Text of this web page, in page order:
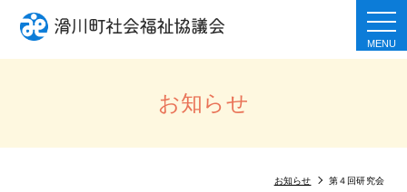
お知らせ
お知らせ 第４回研究会